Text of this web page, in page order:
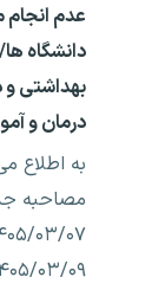
عدم
دانشگاه
بهداشتی و
درمان و
به اطلاع
مصاحبه